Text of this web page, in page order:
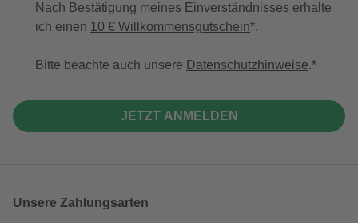
Nach Bestätigung meines Einverständnisses erhalte
ich einen 10 € Willkommensgutschein*.
Bitte beachte auch unsere Datenschutzhinweise.
JETZT ANMELDEN
Unsere Zahlungsarten